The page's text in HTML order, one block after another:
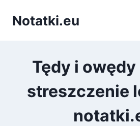
Notatki.eu
Tędy i
streszczenie